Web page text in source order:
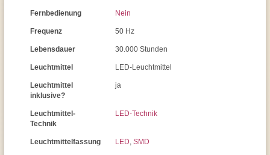
Fernbedienung Nein
Frequenz 50 Hz
Lebensdauer 30.000 Stunden
Leuchtmittel LED-Leuchtmittel
Leuchtmittel
inklusive?
ja
Leuchtmittel-
Technik
LED-Technik
Leuchtmittelfassung LED, SMD